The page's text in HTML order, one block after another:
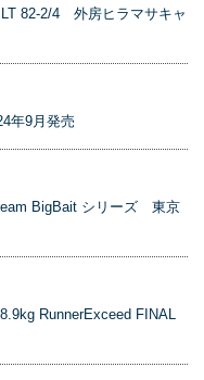
82-2/4 外房ヒラマサキャ
年9月発売
BigBait シリーズ 東京
RunnerExceed FINAL